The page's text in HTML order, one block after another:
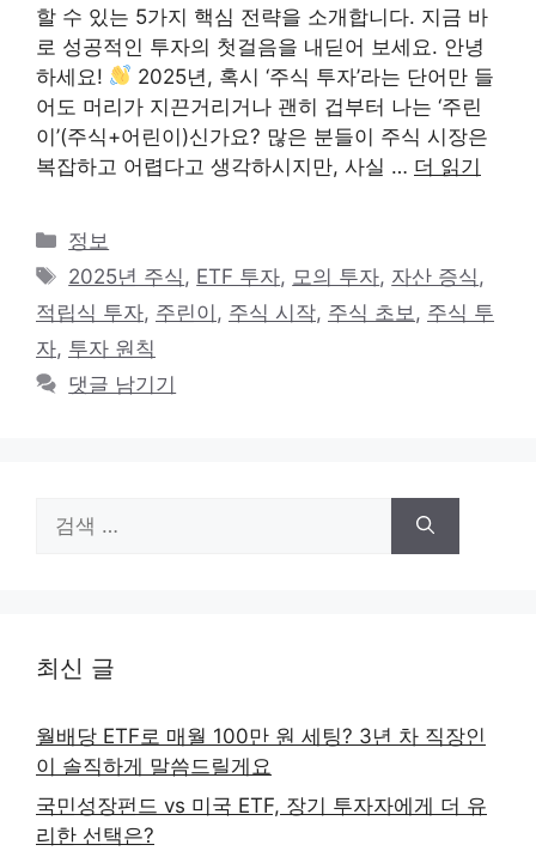
할 수 있는 5가지 핵심 전략을 소개합니다. 지금 바
로 성공적인 투자의 첫걸음을 내딛어 보세요. 안녕
하세요!
2025년, 혹시 ‘주식 투자’라는 단어만 들
어도 머리가 지끈거리거나 괜히 겁부터 나는 ‘주린
이’(주식+어린이)신가요? 많은 분들이 주식 시장은
복잡하고 어렵다고 생각하시지만, 사실 … 더 읽기
카
테
리
정보
태
그
2025년 주식 , ETF 투자, 모의 투자, 자산 증식 ,
적립식 투자, 주린이 , 주식 시작, 주식 초보 , 주식 투
자, 투자 원칙
댓글 남기기
색:
최신 글
월배당 ETF로 매월 100만 원 세팅? 3년 차 직장인
이 솔직하게 말씀드릴게요
국민성장펀드 vs 미국 ETF, 장기 투자자에게 더 유
리한 선택은?